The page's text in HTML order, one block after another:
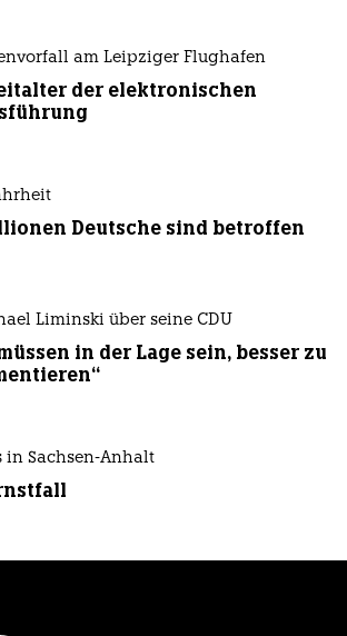
am Leipziger Flughafen
der elektronischen
Deutsche sind betroffen
Liminski über seine CDU
in der Lage sein, besser zu
in Sachsen-Anhalt